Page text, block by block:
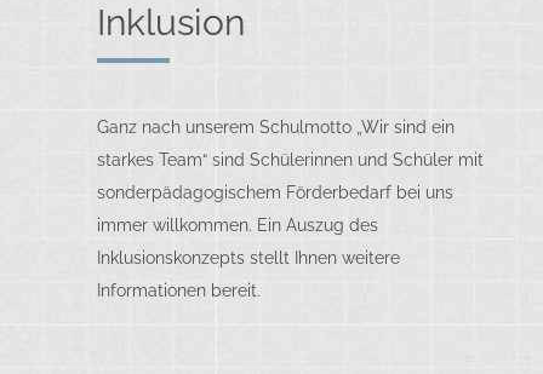
Inklusion
Ganz nach unserem Schulmotto „Wir sind ein
starkes Team“ sind Schülerinnen und Schüler mit
sonderpädagogischem Förderbedarf bei uns
immer willkommen. Ein Auszug des
Inklusionskonzepts stellt Ihnen weitere
Informationen bereit.